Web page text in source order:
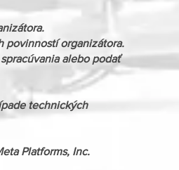
povinností organizátora.
alebo podať
technických
Platforms, Inc.